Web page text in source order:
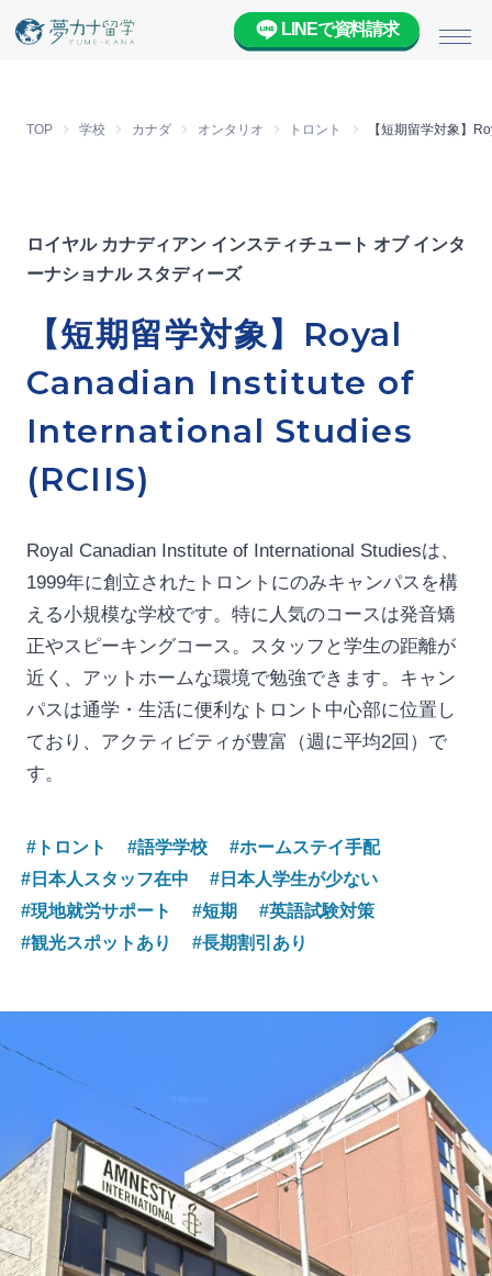
メ
LINEで資料請求
TOP 学校 カナダ オンタリオ トロント 【短期留学対象】
ロイヤル カナディアン インスティチュート オブ インタ
ーナショナル スタディーズ
【短期留学対象】Royal
Canadian Institute of
International Studies
(RCIIS)
Royal Canadian Institute of International Studiesは、
1999年に創立されたトロントにのみキャンパスを構
える小規模な学校です。特に人気のコースは発音矯
正やスピーキングコース。スタッフと学生の距離が
近く、アットホームな環境で勉強できます。キャン
パスは通学・生活に便利なトロント中心部に位置し
ており、アクティビティが豊富（週に平均2回）で
す。
#トロント #語学学校
#ホームステイ手配
#日本人スタッフ在中
#日本人学生が少ない
#現地就労サポート
#短期
#英語試験対策
#観光スポットあり
#長期割引あり